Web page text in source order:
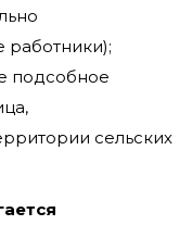
подсобное
сельских